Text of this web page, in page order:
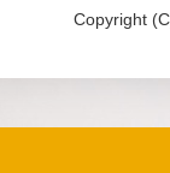
Copyright